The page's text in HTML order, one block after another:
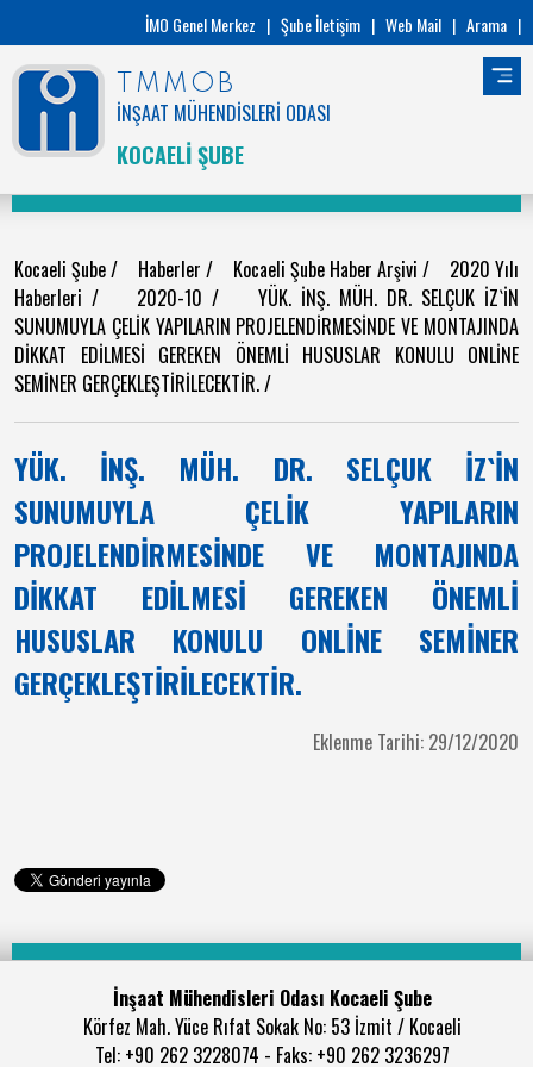
İMO Genel Merkez | Şube İletişim | Web Mail | Arama |
TMMOB
İNŞAAT MÜHENDİSLERİ ODASI
KOCAELİ ŞUBE
Kocaeli Şube/ Haberler/ Kocaeli Şube Haber Arşivi/ 2020 Yılı
Haberleri/ 2020-10/ YÜK. İNŞ. MÜH. DR. SELÇUK İZ`İN
SUNUMUYLA ÇELİK YAPILARIN PROJELENDİRMESİNDE VE MONTAJINDA
DİKKAT EDİLMESİ GEREKEN ÖNEMLİ HUSUSLAR KONULU ONLİNE
SEMİNER GERÇEKLEŞTİRİLECEKTİR./
YÜK. İNŞ. MÜH. DR. SELÇUK İZ`İN
SUNUMUYLA ÇELİK YAPILARIN
PROJELENDİRMESİNDE VE MONTAJINDA
DİKKAT EDİLMESİ GEREKEN ÖNEMLİ
HUSUSLAR KONULU ONLİNE SEMİNER
GERÇEKLEŞTİRİLECEKTİR.
Eklenme Tarihi: 29/12/2020
İnşaat Mühendisleri Odası Kocaeli Şube
Körfez Mah. Yüce Rıfat Sokak No: 53 İzmit / Kocaeli
Tel: +90 262 3228074 - Faks: +90 262 3236297